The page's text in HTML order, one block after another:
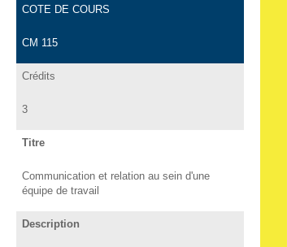
COTE DE COURS
CM 115
Crédits
3
Titre
Communication et relation au sein d'une
équipe de travail
Description